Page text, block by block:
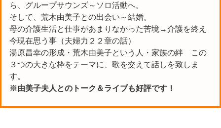
ら、グループサウンズ～ソロ活動へ。
そして、荒木由美子との出会い～結婚。
母の介護生活と仕事があまりなかった苦境→介護を終え
今現在思う事（夫婦力２２章の話）
湯原昌幸の形成・荒木由美子という人・家族の絆 この
３つの大きな枠をテーマに、歌を交えて話しを致しま
す。
※由美子夫人とのトーク＆ライブも好評です！